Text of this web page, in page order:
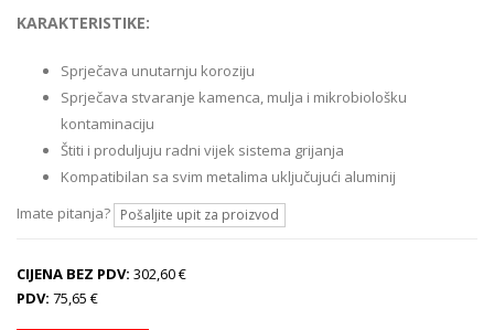
KARAKTERISTIKE:
Sprječava unutarnju koroziju
Sprječava stvaranje kamenca, mulja i mikrobiološku
kontaminaciju
Štiti i produljuju radni vijek sistema grijanja
Kompatibilan sa svim metalima uključujući aluminij
Imate pitanja? Pošaljite upit za proizvod
CIJENA BEZ PDV: 302,60 €
PDV: 75,65 €